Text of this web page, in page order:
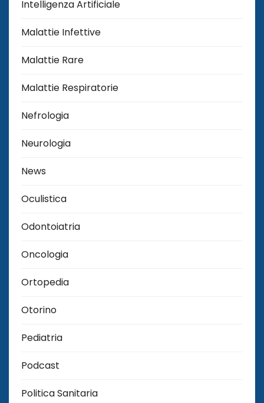
Intelligenza Artificiale
Malattie Infettive
Malattie Rare
Malattie Respiratorie
Nefrologia
Neurologia
News
Oculistica
Odontoiatria
Oncologia
Ortopedia
Otorino
Pediatria
Podcast
Politica Sanitaria